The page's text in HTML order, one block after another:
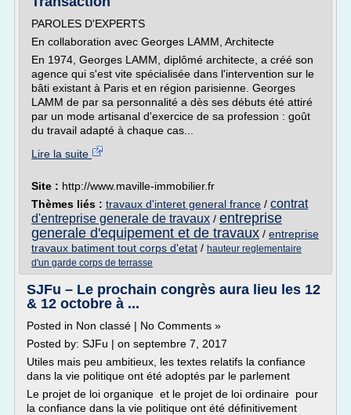
PAROLES D'EXPERTS
En collaboration avec Georges LAMM, Architecte
En 1974, Georges LAMM, diplômé architecte, a créé son
agence qui s'est vite spécialisée dans l'intervention sur le
bâti existant à Paris et en région parisienne. Georges
LAMM de par sa personnalité a dès ses débuts été attiré
par un mode artisanal d'exercice de sa profession : goût
du travail adapté à chaque cas...
Lire la suite
Site : http://www.maville-immobilier.fr
Thèmes liés : travaux d'interet general france / contrat
d'entreprise generale de travaux / entreprise
generale d'equipement et de travaux / entreprise
travaux batiment tout corps d'etat / hauteur reglementaire
d'un garde corps de terrasse
SJFu – Le prochain congrès aura lieu les 12
& 12 octobre à ...
Posted in Non classé | No Comments »
Posted by: SJFu | on septembre 7, 2017
Utiles mais peu ambitieux, les textes relatifs la confiance
dans la vie politique ont été adoptés par le parlement
Le projet de loi organique et le projet de loi ordinaire pour
la confiance dans la vie politique ont été définitivement